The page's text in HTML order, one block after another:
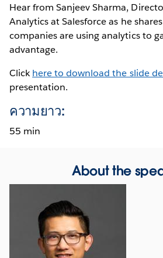
Hear from Sanjeev Sharma,
Analytics at Salesforce as he
companies are using analytics to
advantage.
Clickhere to download the slide
presentation.
ความยาว:
55 min
About the